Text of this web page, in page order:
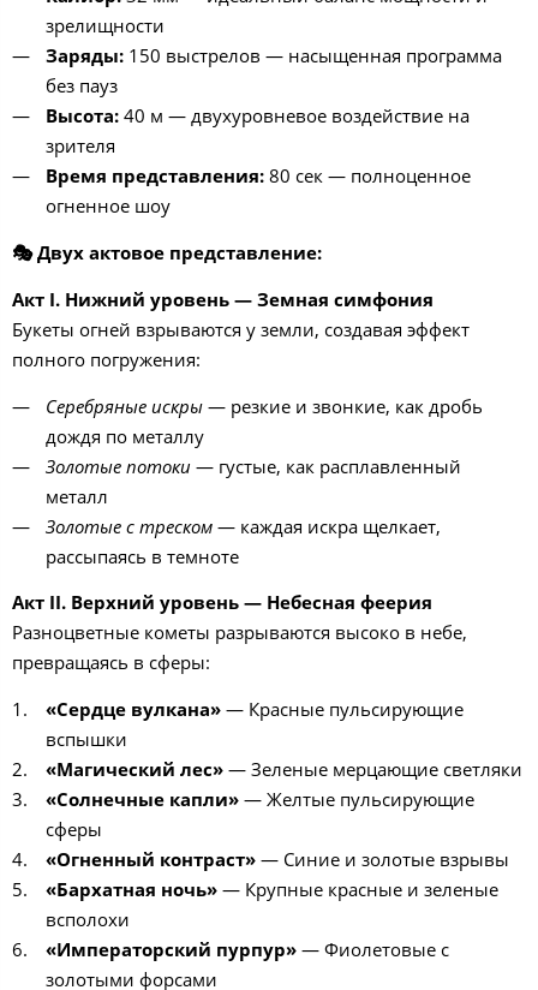
зрелищности
Заряды:150 выстрелов — насыщенная программа
без пауз
Высота:40 м — двухуровневое воздействие на
зрителя
Время представления:80 сек — полноценное
огненное шоу
🎭Двух актовое представление:
Акт I. Нижний уровень — Земная симфония
Букеты огней взрываются у земли, создавая эффект
полного погружения:
Серебряные искры— резкие и звонкие, как дробь
дождя по металлу
Золотые потоки — густые, как расплавленный
металл
Золотые с треском— каждая искра щелкает,
рассыпаясь в темноте
Акт II. Верхний уровень — Небесная феерия
Разноцветные кометы разрываются высоко в небе,
превращаясь в сферы:
«Сердце вулкана»— Красные пульсирующие
вспышки
«Магический лес»— Зеленые мерцающие светляки
«Солнечные капли»— Желтые пульсирующие
сферы
«Огненный контраст»— Синие и золотые взрывы
«Бархатная ночь»— Крупные красные и зеленые
всполохи
«Императорский пурпур»— Фиолетовые с
золотыми форсами